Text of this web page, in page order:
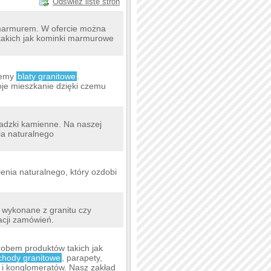
W ofercie można
jak kominki marmurowe
blaty granitowe
mieszkanie dzięki czemu
kamienne. Na naszej
naturalnego
naturalnego, który ozdobi
z granitu czy
zamówień.
produktów takich jak
granitowe
, parapety,
konglomeratów. Nasz zakład